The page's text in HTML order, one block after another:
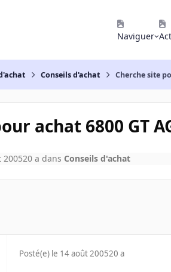
Naviguer
Conseils d'achat Cherche site
achat 6800 GT
200520 a dans Conseils d'achat
Posté(e) le 14 août 200520 a